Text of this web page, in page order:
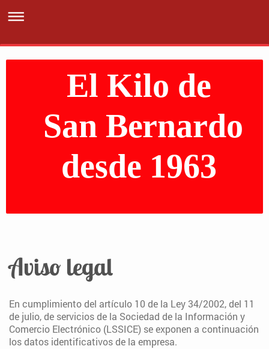
El Kilo de
San Bernardo
desde 1963
Aviso legal
En cumplimiento del artículo 10 de la Ley 34/2002, del 11
de julio, de servicios de la Sociedad de la Información y
Comercio Electrónico (LSSICE) se exponen a continuación
los datos identificativos de la empresa.